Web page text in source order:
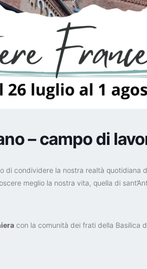
– campo di
di condividere la nostra realtà
meglio la nostra vita, quella di
con la comunità dei frati della Basilica